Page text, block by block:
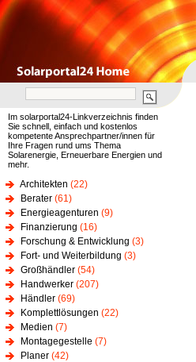
Im solarportal24-Linkverzeichnis finden
Sie schnell, einfach und kostenlos
kompetente Ansprechpartner/innen für
Ihre Fragen rund ums Thema
Solarenergie, Erneuerbare Energien und
mehr.
Architekten (22)
Berater (61)
Energieagenturen (9)
Finanzierung (16)
Forschung & Entwicklung (3)
Fort- und Weiterbildung (3)
Großhändler (54)
Handwerker (207)
Händler (69)
Komplettlösungen (22)
Medien (7)
Montagegestelle (7)
Planer (42)